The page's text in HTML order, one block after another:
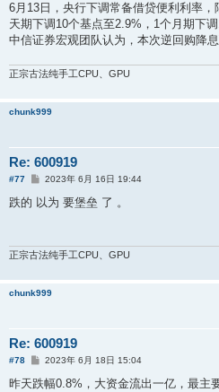
6月13日，央行下调常备借贷便利利率
天期下调10个基点至2.9%，1个月期下调
中信证券宏观团队认为，本次逆回购降
正宗古法纯手工CPU、GPU
chunk999
Re: 600919
#77
帖
2023年 6月 16日 19:44
跌的 以为 要堡垒 了 。
正宗古法纯手工CPU、GPU
chunk999
Re: 600919
#78
帖
2023年 6月 18日 15:04
昨天跌幅0.8%，大资金流出一亿，最主